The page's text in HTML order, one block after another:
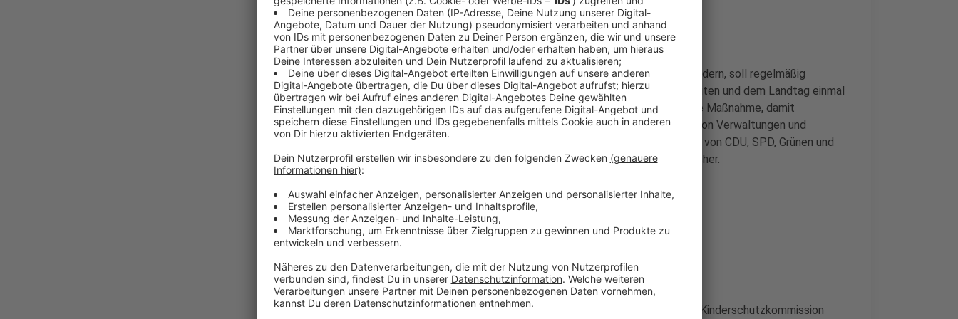
Anzeige
Die Kinderschutzkommission, bestehend aus 13 Landtags-Mitgliedern, soll regelmäßig
konkrete Vorschläge für den besseren Schutz von Kindern erarbeiten und dem Landtag einmal
im Jahr einen Bericht vorlegen. Es ist in erster Linie eine politische Maßnahme, damit
Kinderrechte bei allen gesetzlichen Vorhaben und beim Handeln von Verwaltungen und
Behörden mitgedacht werden. Es gibt einen gemeinsamen Antrag von CDU, SPD, Grünen und
FDP für diese Kinderschutzkommission - eine Mehrheit gilt als sicher.
Anzeige
Es geht nicht nur um Missbrauchsfälle
Die aktuellen Missbrauchsfälle werden nur ein Teil der Arbeit der Kinderschutzkommission